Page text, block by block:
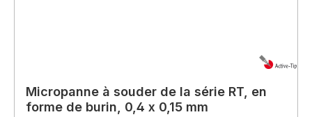
Micropanne à souder de la série RT, en
forme de burin, 0,4 x 0,15 mm